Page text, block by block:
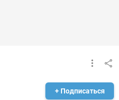
+ Подписаться